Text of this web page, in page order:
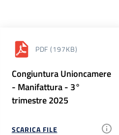
PDF (197KB)
Congiuntura Unioncamere
- Manifattura - 3°
trimestre 2025
SCARICA FILE